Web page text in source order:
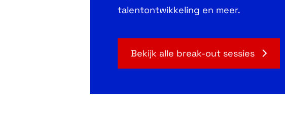
talentontwikkeling en meer.
Bekijk alle break-out sessies